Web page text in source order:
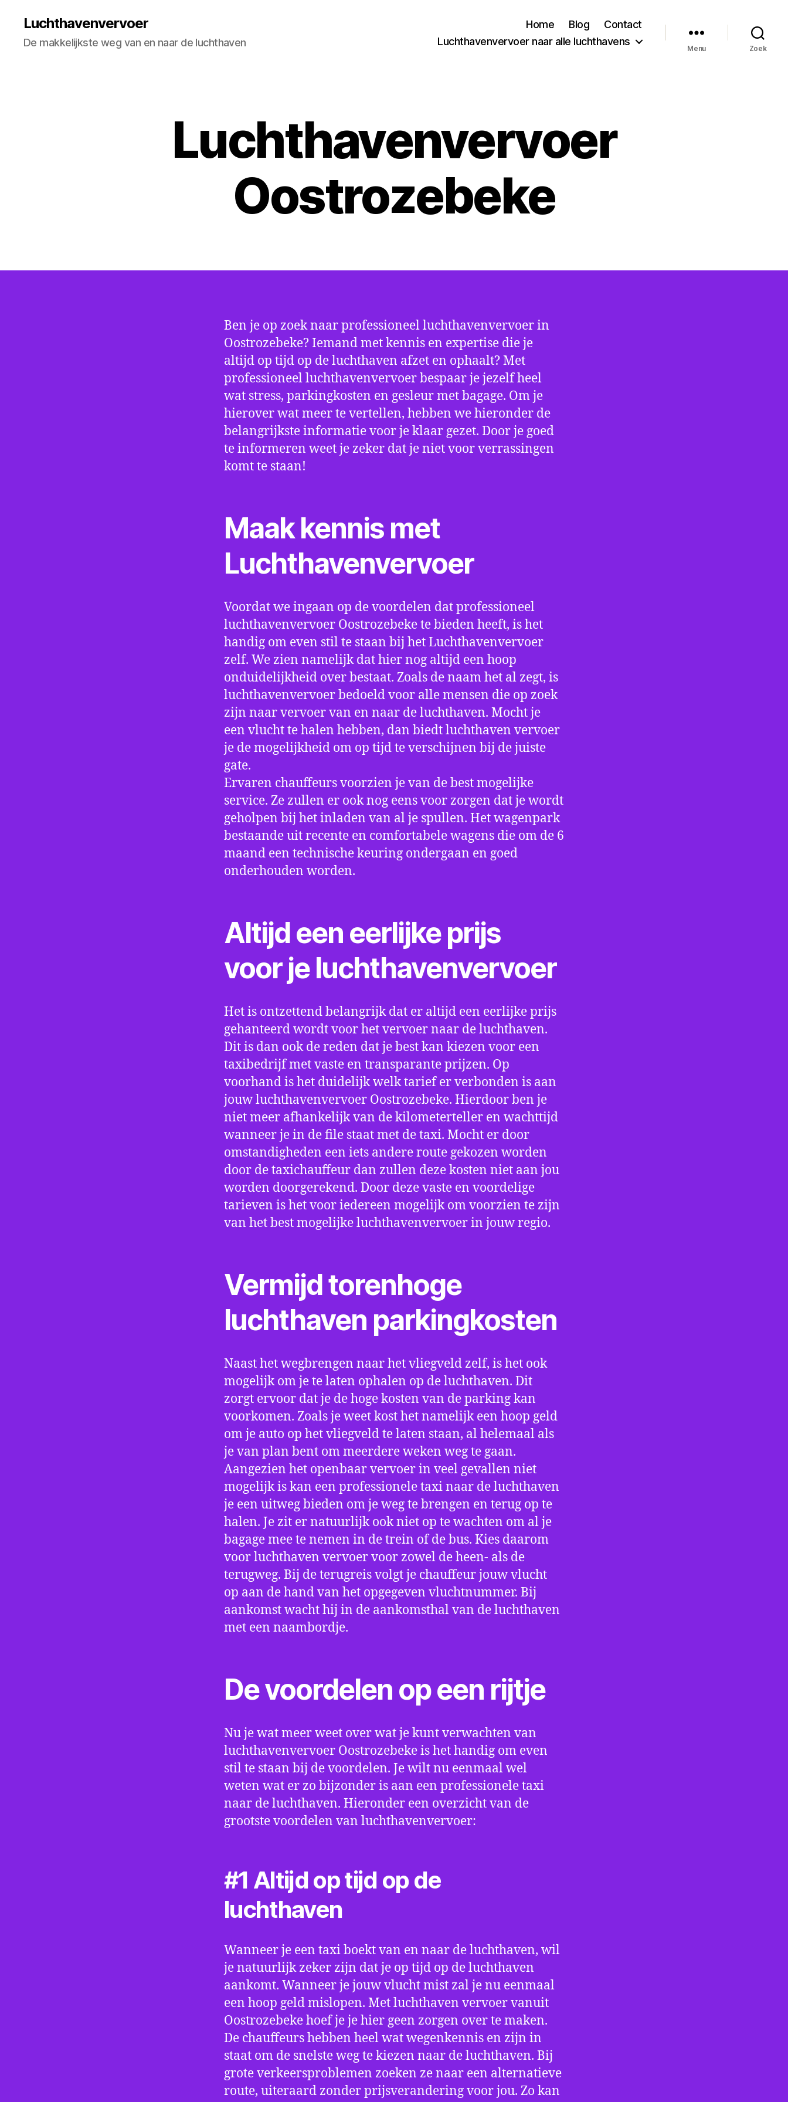
Luchthavenvervoer
De makkelijkste weg van en naar de luchthaven
Home Blog
Contact
Luchthavenvervoer naar alle luchthavens
Menu Zoek
Luchthavenvervoer
Oostrozebeke
Ben je op zoek naar professioneel luchthavenvervoer in
Oostrozebeke? Iemand met kennis en expertise die je
altijd op tijd op de luchthaven afzet en ophaalt? Met
professioneel luchthavenvervoer bespaar je jezelf heel
wat stress, parkingkosten en gesleur met bagage. Om je
hierover wat meer te vertellen, hebben we hieronder de
belangrijkste informatie voor je klaar gezet. Door je goed
te informeren weet je zeker dat je niet voor verrassingen
komt te staan!
Maak kennis met
Luchthavenvervoer
Voordat we ingaan op de voordelen dat professioneel
luchthavenvervoer Oostrozebeke te bieden heeft, is het
handig om even stil te staan bij het Luchthavenvervoer
zelf. We zien namelijk dat hier nog altijd een hoop
onduidelijkheid over bestaat. Zoals de naam het al zegt, is
luchthavenvervoer bedoeld voor alle mensen die op zoek
zijn naar vervoer van en naar de luchthaven. Mocht je
een vlucht te halen hebben, dan biedt luchthaven vervoer
je de mogelijkheid om op tijd te verschijnen bij de juiste
gate.
Ervaren chauffeurs voorzien je van de best mogelijke
service. Ze zullen er ook nog eens voor zorgen dat je wordt
geholpen bij het inladen van al je spullen. Het wagenpark
bestaande uit recente en comfortabele wagens die om de 6
maand een technische keuring ondergaan en goed
onderhouden worden.
Altijd een eerlijke prijs
voor je luchthavenvervoer
Het is ontzettend belangrijk dat er altijd een eerlijke prijs
gehanteerd wordt voor het vervoer naar de luchthaven.
Dit is dan ook de reden dat je best kan kiezen voor een
taxibedrijf met vaste en transparante prijzen. Op
voorhand is het duidelijk welk tarief er verbonden is aan
jouw luchthavenvervoer Oostrozebeke. Hierdoor ben je
niet meer afhankelijk van de kilometerteller en wachttijd
wanneer je in de file staat met de taxi. Mocht er door
omstandigheden een iets andere route gekozen worden
door de taxichauffeur dan zullen deze kosten niet aan jou
worden doorgerekend. Door deze vaste en voordelige
tarieven is het voor iedereen mogelijk om voorzien te zijn
van het best mogelijke luchthavenvervoer in jouw regio.
Vermijd torenhoge
luchthaven parkingkosten
Naast het wegbrengen naar het vliegveld zelf, is het ook
mogelijk om je te laten ophalen op de luchthaven. Dit
zorgt ervoor dat je de hoge kosten van de parking kan
voorkomen. Zoals je weet kost het namelijk een hoop geld
om je auto op het vliegveld te laten staan, al helemaal als
je van plan bent om meerdere weken weg te gaan.
Aangezien het openbaar vervoer in veel gevallen niet
mogelijk is kan een professionele taxi naar de luchthaven
je een uitweg bieden om je weg te brengen en terug op te
halen. Je zit er natuurlijk ook niet op te wachten om al je
bagage mee te nemen in de trein of de bus. Kies daarom
voor luchthaven vervoer voor zowel de heen- als de
terugweg. Bij de terugreis volgt je chauffeur jouw vlucht
op aan de hand van het opgegeven vluchtnummer. Bij
aankomst wacht hij in de aankomsthal van de luchthaven
met een naambordje.
De voordelen op een rijtje
Nu je wat meer weet over wat je kunt verwachten van
luchthavenvervoer Oostrozebeke is het handig om even
stil te staan bij de voordelen. Je wilt nu eenmaal wel
weten wat er zo bijzonder is aan een professionele taxi
naar de luchthaven. Hieronder een overzicht van de
grootste voordelen van luchthavenvervoer:
#1 Altijd op tijd op de
luchthaven
Wanneer je een taxi boekt van en naar de luchthaven, wil
je natuurlijk zeker zijn dat je op tijd op de luchthaven
aankomt. Wanneer je jouw vlucht mist zal je nu eenmaal
een hoop geld mislopen. Met luchthaven vervoer vanuit
Oostrozebeke hoef je je hier geen zorgen over te maken.
De chauffeurs hebben heel wat wegenkennis en zijn in
staat om de snelste weg te kiezen naar de luchthaven. Bij
grote verkeersproblemen zoeken ze naar een alternatieve
route, uiteraard zonder prijsverandering voor jou. Zo kan